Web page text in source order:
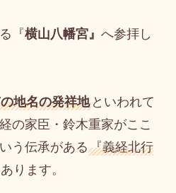
『横山八幡宮』 へ参拝し
地名の発祥地といわれて
の家臣・鈴木重家がここ
う伝承がある『義経北行
ります。